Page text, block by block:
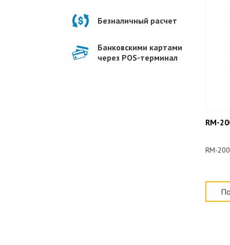
RM-
RM-
Безналичный расчет
Банковскими картами
через POS-терминал